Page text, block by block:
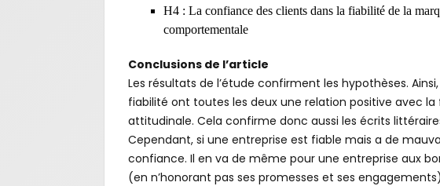
H4 : La confiance des clients dans la fiabilité de la
comportementale
Conclusions de l’article
Les résultats de l’étude confirment les hypothèses.
fiabilité ont toutes les deux une relation positive avec
attitudinale. Cela confirme donc aussi les écrits
Cependant, si une entreprise est fiable mais a de
confiance. Il en va de même pour une entreprise aux
(en n’honorant pas ses promesses et ses